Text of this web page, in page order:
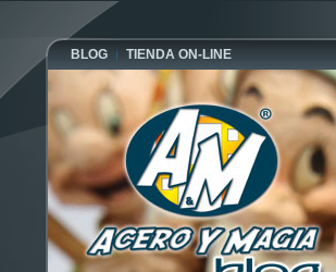
BLOG TIENDA ON-LINE